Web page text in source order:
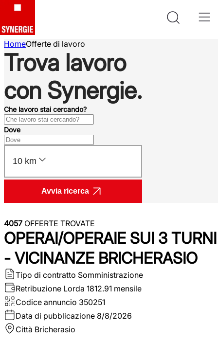
HomeOfferte di lavoro
Trova lavoro
con Synergie.
Che lavoro stai cercando?
Dove
10 km
Avvia ricerca
4057 OFFERTE TROVATE
OPERAI/OPERAIE SUI 3 TURNI
- VICINANZE BRICHERASIO
Tipo di contratto Somministrazione
Retribuzione Lorda 1812.91 mensile
Codice annuncio 350251
Data di pubblicazione 8/8/2026
Città Bricherasio